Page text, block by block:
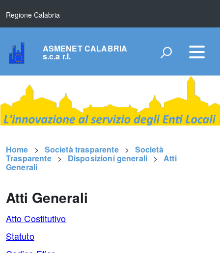
Regione Calabria
ASMENET CALABRIA
s.c.a r.l.
Home Società trasparente Società
Trasparente Disposizioni generali Atti
Generali
Atti Generali
Atto Costitutivo
Statuto